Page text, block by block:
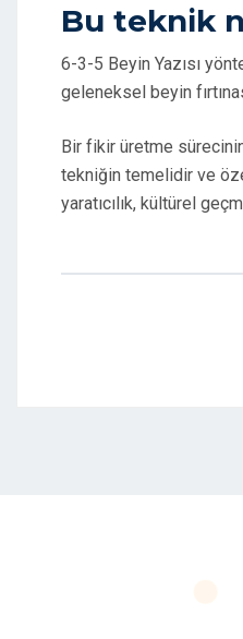
Bu teknik
6-3-5 Beyin Yazısı
geleneksel beyin
Bir fikir üretme
tekniğin temelidir ve
yaratıcılık, kültürel